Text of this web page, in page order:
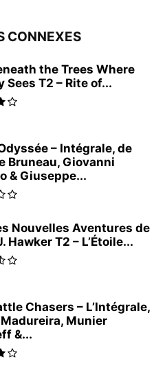
CONNEXES
the Trees Where
Sees T2 – Rite of...
– Intégrale, de
Bruneau, Giovanni
& Giuseppe...
Nouvelles Aventures de
Hawker T2 – L’Étoile...
Chasers – L’Intégrale,
Munier
&...